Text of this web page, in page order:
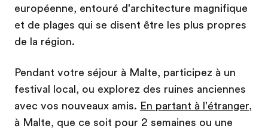
européenne, entouré d'architecture magnifique
et de plages qui se disent être les plus propres
de la région.
Pendant votre séjour à Malte, participez à un
festival local, ou explorez des ruines anciennes
avec vos nouveaux amis. En partant à l'étranger,
à Malte, que ce soit pour 2 semaines ou une